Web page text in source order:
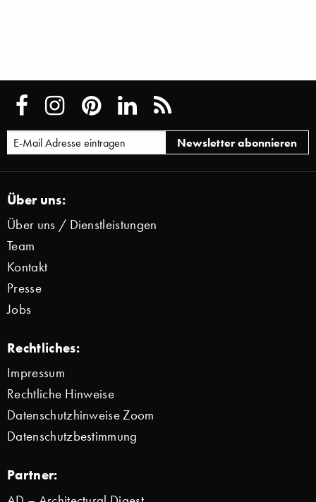
Über uns:
Über uns / Dienstleistungen
Team
Kontakt
Presse
Jobs
Rechtliches:
Impressum
Rechtliche Hinweise
Datenschutzhinweise Zoom
Datenschutzbestimmung
Partner: